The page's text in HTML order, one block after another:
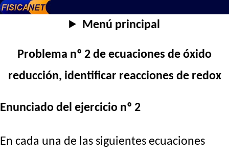
Menú principal
Problema nº 2 de ecuaciones de óxido
reducción, identificar reacciones de redox
Enunciado del ejercicio nº 2
En cada una de las siguientes ecuaciones